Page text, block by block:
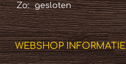
Zo:
gesloten
WEBSHOP INFORMATIE